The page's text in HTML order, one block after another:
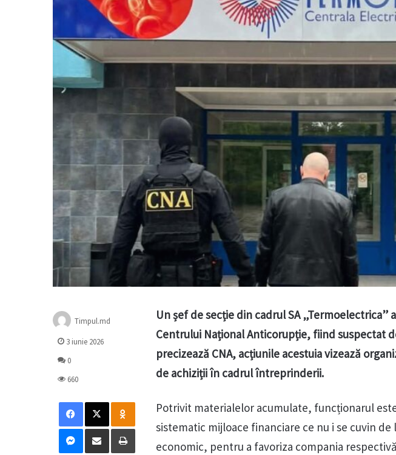
Un șef de secție din cadrul SA
Centrului Național Anticorupție, fiind suspectat
precizează CNA, acțiunile acestuia vizează
de achiziții în cadrul întreprinderii.
Potrivit materialelor acumulate, funcționarul
sistematic mijloace financiare ce nu i se cuvin
economic, pentru a favoriza compania
Timpul.md
3 iunie 2026
0
660
Facebook
X Odnoklassniki
Messenger
Distribuie prin mail Tipărește